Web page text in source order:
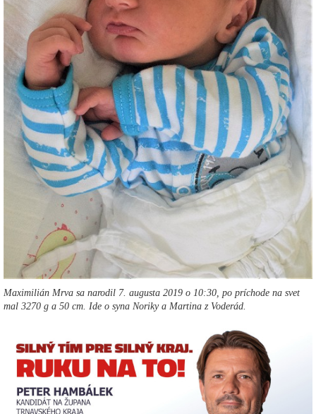
Maximilián Mrva sa narodil 7. augusta 2019 o 10:30, po príchode na svet
mal 3270 g a 50 cm. Ide o syna Noriky a Martina z Voderád.